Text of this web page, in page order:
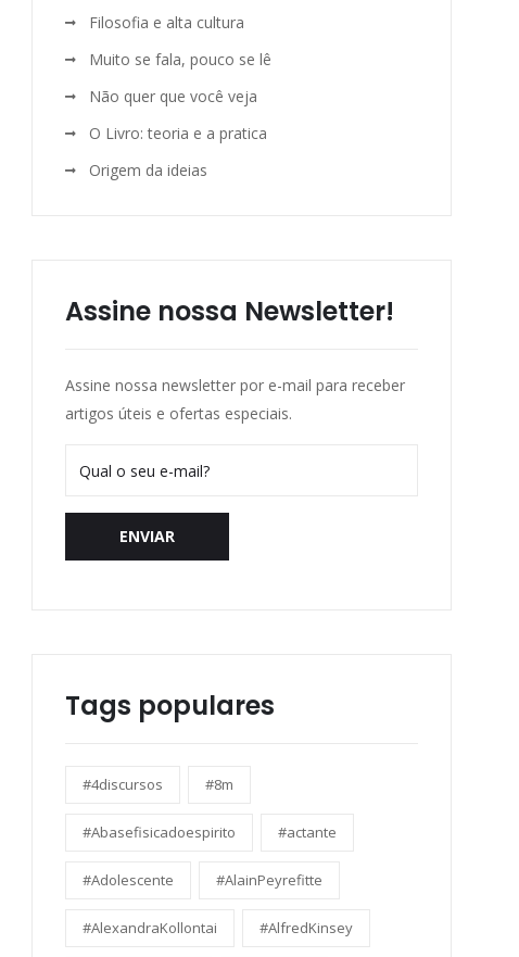
Filosofia e alta cultura
Muito se fala, pouco se lê
Não quer que você veja
O Livro: teoria e a pratica
Origem da ideias
Assine nossa Newsletter!
Assine nossa newsletter por e-mail para receber
artigos úteis e ofertas especiais.
ENVIAR
Tags populares
#4discursos #8m
#Abasefisicadoespirito #actante
#Adolescente #AlainPeyrefitte
#AlexandraKollontai #AlfredKinsey